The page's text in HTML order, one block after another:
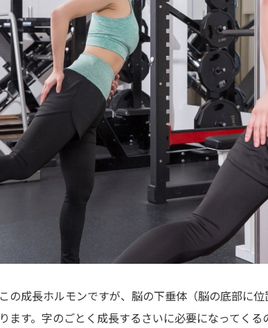
この成長ホルモンですが、脳の下垂体（脳の底部に
ります。字のごとく成長するさいに必要になってく